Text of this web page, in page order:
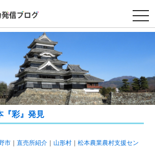
t
o
g
v
i
g
a
t
『彩』発見
市 直売所紹介 山形村
松本農業農村支援セン